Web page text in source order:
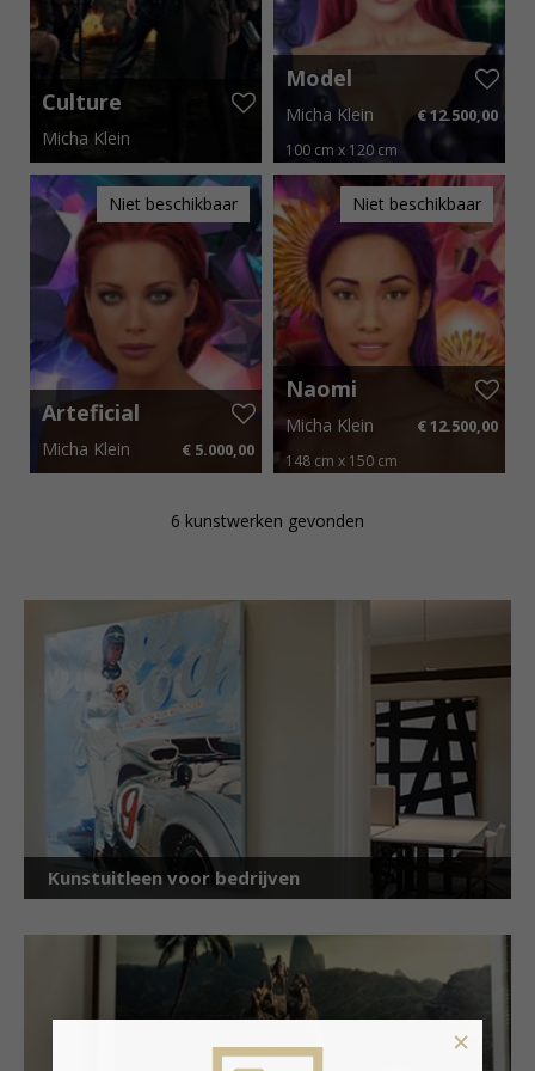
Culture
Clash Block
Party
Micha Klein
300 cm x 140 cm
Model
NXM2000
Darling
Micha Klein € 12.500,00
100 cm x 120 cm
€ 187,50 p.m.
Niet beschikbaar
Arteficial
beauty
Venus
Micha Klein € 5.000,00
Niet beschikbaar
Naomi
Micha Klein € 12.500,00
148 cm x 150 cm
6 kunstwerken gevonden
Kunstuitleen voor bedrijven
×